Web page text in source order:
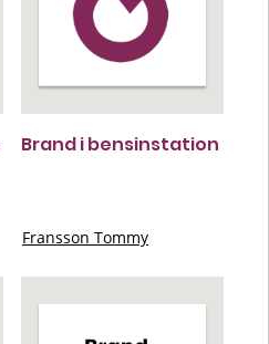
Brand i bensinstation
Fransson Tommy